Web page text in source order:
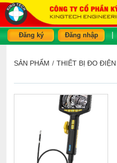
Đăng ký Đăng nhập
SẢN PHẨM / THIẾT BỊ ĐO ĐIỆN